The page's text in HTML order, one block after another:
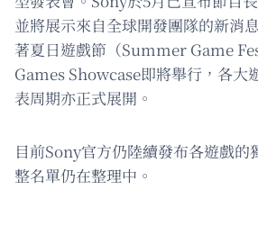
並將展示來自全球開發團隊的新消
著夏日遊戲節（Summer Game
Games Showcase即將舉行，各大
表周期亦正式展開。
目前Sony官方仍陸續發布各遊戲的
整名單仍在整理中。